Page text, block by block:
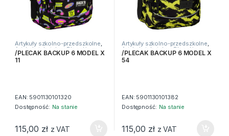
Artykuły szkolno-przedszkolne,
Artykuły tekstylne ,Plecaki
/PLECAK BACKUP 6 MODEL X
11
EAN: 5901130101320
Dostępność: Na stanie
115,00 zł z VAT
Artykuły szkolno-przedszkolne,
Artykuły tekstylne ,Plecaki
/PLECAK BACKUP 6 MODEL X
54
EAN: 5901130101382
Dostępność: Na stanie
115,00 zł z VAT